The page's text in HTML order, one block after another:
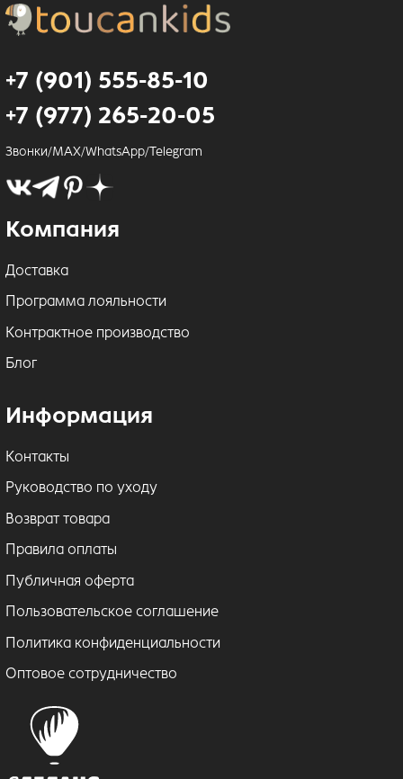
+7 (901) 555-85-10
+7 (977) 265-20-05
Звонки/MAX/WhatsApp/Telegram
Компания
Доставка
Программа лояльности
Контрактное производство
Блог
Информация
Контакты
Руководство по уходу
Возврат товара
Правила оплаты
Публичная оферта
Пользовательское соглашение
Политика конфиденциальности
Оптовое сотрудничество